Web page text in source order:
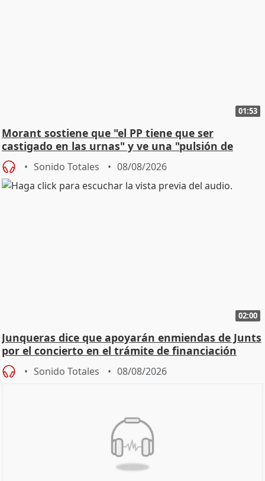
01:53
Morant sostiene que "el PP tiene que ser
castigado en las urnas" y ve una "pulsión de
cambio"
Sonido Totales 08/08/2026
02:00
Junqueras dice que apoyarán enmiendas de Junts
por el concierto en el trámite de financiación
Sonido Totales 08/08/2026